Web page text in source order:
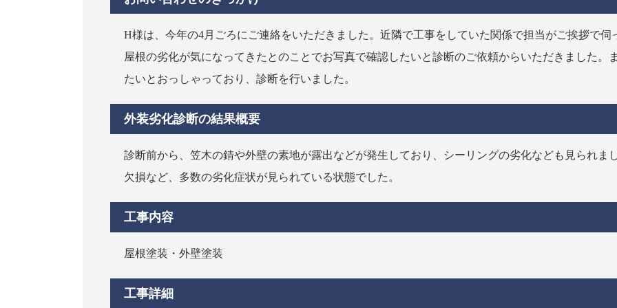
H様は、今年の4月ごろにご連絡をいただきました。近隣で工事をしていた関係で担当がご挨拶で伺
屋根の劣化が気になってきたとのことでお写真で確認したいと診断のご依頼からいただきました。
たいとおっしゃっており、診断を行いました。
外装劣化診断の結果概要
診断前から、笠木の錆や外壁の素地が露出などが発生しており、シーリングの劣化なども見られま
欠損など、多数の劣化症状が見られている状態でした。
工事内容
屋根塗装・外壁塗装
工事詳細